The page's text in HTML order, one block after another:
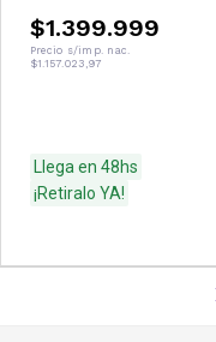
$1.399.999
Precio s/imp. nac.
$1.157.023,97
Llega en 48hs
¡Retiralo YA!